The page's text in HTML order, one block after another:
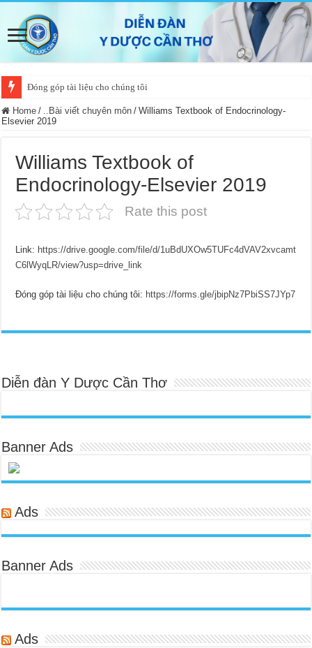
Đóng góp tài liệu cho chúng tôi
Home / ..Bài viết chuyên môn / Williams Textbook of Endocrinology-
Elsevier 2019
Williams Textbook of
Endocrinology-Elsevier 2019
Rate this post
Link: https://drive.google.com/file/d/1uBdUXOw5TUFc4dVAV2xvcamt
C6lWyqLR/view?usp=drive_link
Đóng góp tài liệu cho chúng tôi: https://forms.gle/jbipNz7PbiSS7JYp7
Diễn đàn Y Dược Cần Thơ
Banner Ads
Ads
Banner Ads
Ads